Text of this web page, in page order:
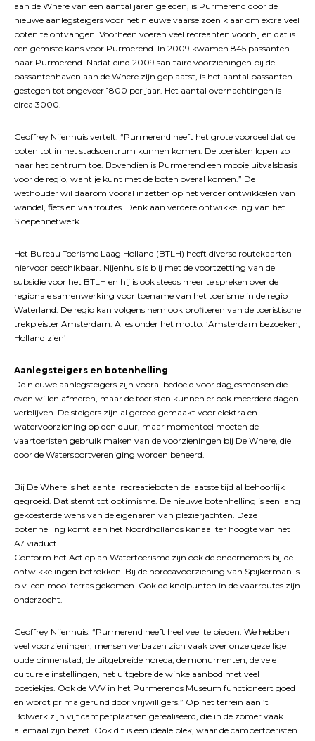
aan de Where van een aantal jaren geleden, is Purmerend door de
nieuwe aanlegsteigers voor het nieuwe vaarseizoen klaar om extra veel
boten te ontvangen. Voorheen voeren veel recreanten voorbij en dat is
een gemiste kans voor Purmerend. In 2009 kwamen 845 passanten
naar Purmerend. Nadat eind 2009 sanitaire voorzieningen bij de
passantenhaven aan de Where zijn geplaatst, is het aantal passanten
gestegen tot ongeveer 1800 per jaar. Het aantal overnachtingen is
circa 3000.
Geoffrey Nijenhuis vertelt: “Purmerend heeft het grote voordeel dat de
boten tot in het stadscentrum kunnen komen. De toeristen lopen zo
naar het centrum toe. Bovendien is Purmerend een mooie uitvalsbasis
voor de regio, want je kunt met de boten overal komen.” De
wethouder wil daarom vooral inzetten op het verder ontwikkelen van
wandel, fiets en vaarroutes. Denk aan verdere ontwikkeling van het
Sloepennetwerk.
Het Bureau Toerisme Laag Holland (BTLH) heeft diverse routekaarten
hiervoor beschikbaar. Nijenhuis is blij met de voortzetting van de
subsidie voor het BTLH en hij is ook steeds meer te spreken over de
regionale samenwerking voor toename van het toerisme in de regio
Waterland. De regio kan volgens hem ook profiteren van de toeristische
trekpleister Amsterdam. Alles onder het motto: ‘Amsterdam bezoeken,
Holland zien’
Aanlegsteigers en botenhelling
De nieuwe aanlegsteigers zijn vooral bedoeld voor dagjesmensen die
even willen afmeren, maar de toeristen kunnen er ook meerdere dagen
verblijven. De steigers zijn al gereed gemaakt voor elektra en
watervoorziening op den duur, maar momenteel moeten de
vaartoeristen gebruik maken van de voorzieningen bij De Where, die
door de Watersportvereniging worden beheerd.
Bij De Where is het aantal recreatieboten de laatste tijd al behoorlijk
gegroeid. Dat stemt tot optimisme. De nieuwe botenhelling is een lang
gekoesterde wens van de eigenaren van plezierjachten. Deze
botenhelling komt aan het Noordhollands kanaal ter hoogte van het
A7 viaduct.
Conform het Actieplan Watertoerisme zijn ook de ondernemers bij de
ontwikkelingen betrokken. Bij de horecavoorziening van Spijkerman is
b.v. een mooi terras gekomen. Ook de knelpunten in de vaarroutes zijn
onderzocht.
Geoffrey Nijenhuis: “Purmerend heeft heel veel te bieden. We hebben
veel voorzieningen, mensen verbazen zich vaak over onze gezellige
oude binnenstad, de uitgebreide horeca, de monumenten, de vele
culturele instellingen, het uitgebreide winkelaanbod met veel
boetiekjes. Ook de VVV in het Purmerends Museum functioneert goed
en wordt prima gerund door vrijwilligers.” Op het terrein aan ’t
Bolwerk zijn vijf camperplaatsen gerealiseerd, die in de zomer vaak
allemaal zijn bezet. Ook dit is een ideale plek, waar de campertoeristen